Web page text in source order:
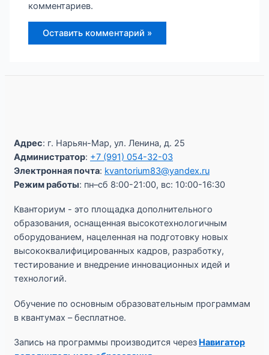
комментариев.
Адрес: г. Нарьян-Мар, ул. Ленина, д. 25
Администратор: +7 (991) 054-32-03
Электронная почта: kvantorium83@yandex.ru
Режим работы: пн–сб 8:00-21:00, вс: 10:00-16:30
Кванториум - это площадка дополнительного
образования, оснащенная высокотехнологичным
оборудованием, нацеленная на подготовку новых
высококвалифицированных кадров, разработку,
тестирование и внедрение инновационных идей и
технологий.
Обучение по основным образовательным программам
в квантумах – бесплатное.
Запись на программы производится через Навигатор